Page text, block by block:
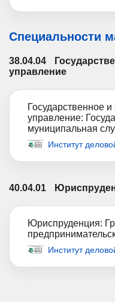
Специальности
38.04.04
управление
Государственное
управление:
муниципальная
Институт
40.04.01
Юриспруденция:
Институт